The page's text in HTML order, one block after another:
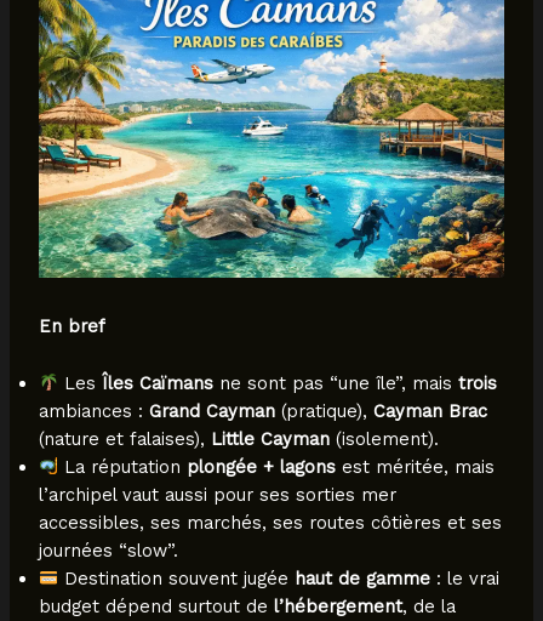
En bref
LesÎles Caïmans ne sont pas “une île”, maistrois
ambiances : Grand Cayman(pratique), Cayman Brac
(nature et falaises), Little Cayman(isolement).
La réputation plongée + lagons est méritée, mais
l’archipel vaut aussi pour ses sorties mer
accessibles, ses marchés, ses routes côtières et ses
journées “slow”.
Destination souvent jugée haut de gamme : le vrai
budget dépend surtout de l’hébergement, de la